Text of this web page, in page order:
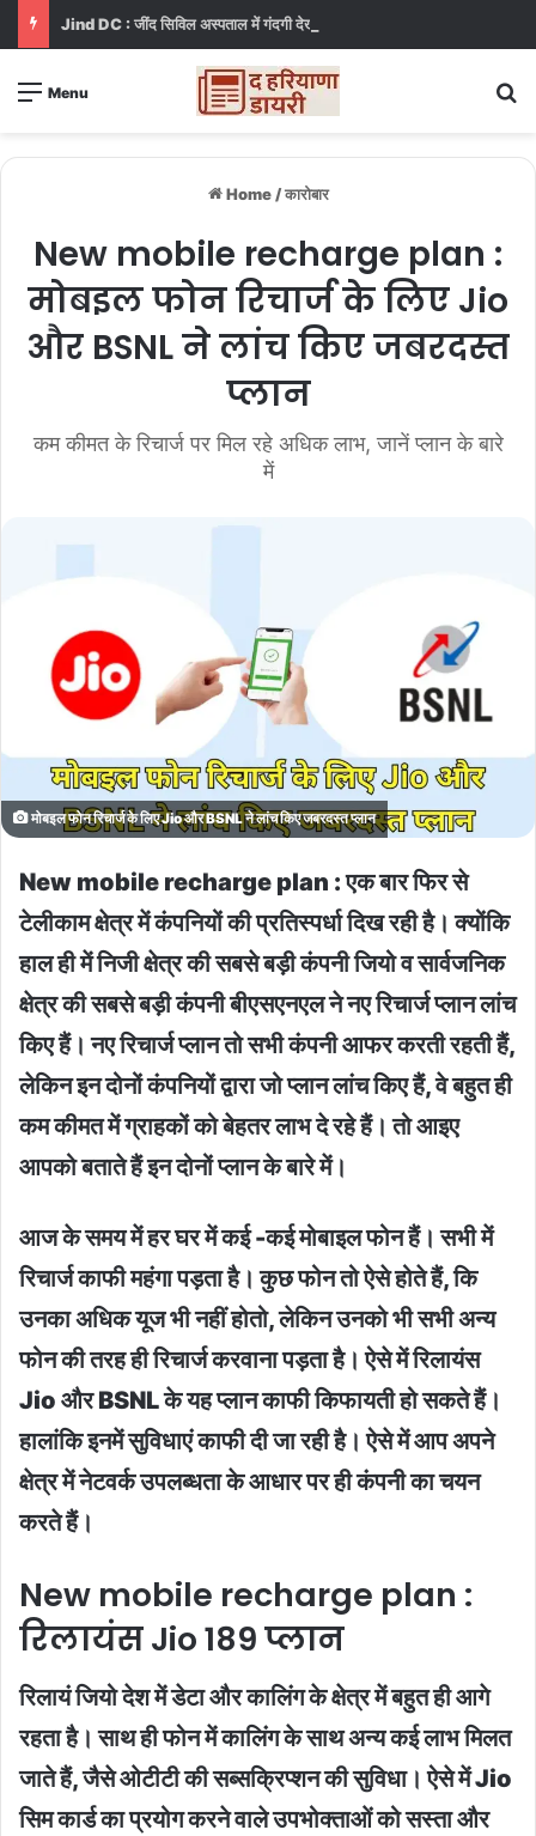
Menu
Home / कारोबार
New mobile recharge plan :
मोबइल फोन रिचार्ज के लिए Jio
और BSNL ने लांच किए जबरदस्त
प्लान
कम कीमत के रिचार्ज पर मिल रहे अधिक लाभ, जानें प्लान के बारे
में
मोबइल फोन रिचार्ज के लिए Jio और BSNL ने लांच किए जबरदस्त प्लान
New mobile recharge plan : एक बार फिर से
टेलीकाम क्षेत्र में कंपनियों की प्रतिस्पर्धा दिख रही है। क्योंकि
हाल ही में निजी क्षेत्र की सबसे बड़ी कंपनी जियो व सार्वजनिक
क्षेत्र की सबसे बड़ी कंपनी बीएसएनएल ने नए रिचार्ज प्लान लांच
किए हैं। नए रिचार्ज प्लान तो सभी कंपनी आफर करती रहती हैं,
लेकिन इन दोनों कंपनियों द्वारा जो प्लान लांच किए हैं, वे बहुत ही
कम कीमत में ग्राहकों को बेहतर लाभ दे रहे हैं। तो आइए
आपको बताते हैं इन दोनों प्लान के बारे में।
आज के समय में हर घर में कई -कई मोबाइल फोन हैं। सभी में
रिचार्ज काफी महंगा पड़ता है। कुछ फोन तो ऐसे होते हैं, कि
उनका अधिक यूज भी नहीं होतो, लेकिन उनको भी सभी अन्य
फोन की तरह ही रिचार्ज करवाना पड़ता है। ऐसे में रिलायंस
Jio और BSNL के यह प्लान काफी किफायती हो सकते हैं।
हालांकि इनमें सुविधाएं काफी दी जा रही है। ऐसे में आप अपने
क्षेत्र में नेटवर्क उपलब्धता के आधार पर ही कंपनी का चयन
करते हैं।
New mobile recharge plan :
रिलायंस Jio 189 प्लान
रिलायं जियो देश में डेटा और कालिंग के क्षेत्र में बहुत ही आगे
रहता है। साथ ही फोन में कालिंग के साथ अन्य कई लाभ मिलत
जाते हैं, जैसे ओटीटी की सब्सक्रिप्शन की सुविधा। ऐसे में Jio
सिम कार्ड का प्रयोग करने वाले उपभोक्ताओं को सस्ता और